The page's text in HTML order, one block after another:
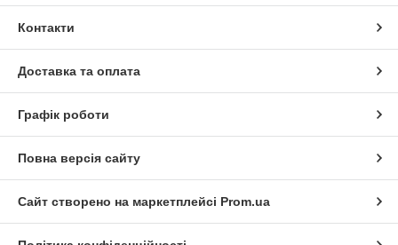
Контакти
Доставка та оплата
Графік роботи
Повна версія сайту
Сайт створено на маркетплейсі Prom.ua